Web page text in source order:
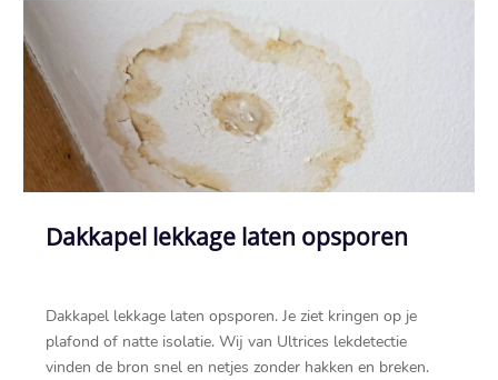
Dakkapel lekkage laten opsporen
Dakkapel lekkage laten opsporen.​ Je ziet kringen op je
plafond of natte isolatie.​ Wij van Ultrices lekdetectie
vinden de bron snel en netjes zonder hakken en breken.​